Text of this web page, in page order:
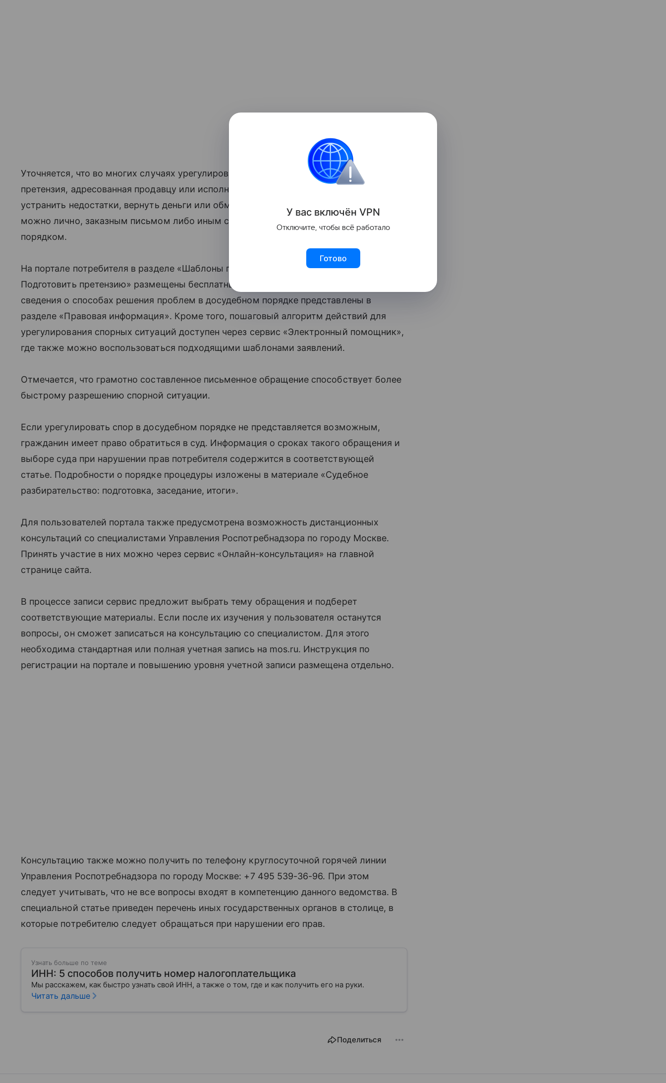
Уточняется, что во многих случаях урегулировать спор помогает письменная
претензия, адресованная продавцу или исполнителю услуги, с требованием
устранить недостатки, вернуть деньги или обменять товар. Передать такой документ
можно лично, заказным письмом либо иным способом, если это предусмотрено
порядком.
На портале потребителя в разделе «Шаблоны претензий и исковых заявлений.
Подготовить претензию» размещены бесплатные шаблоны. Более подробные
сведения о способах решения проблем в досудебном порядке представлены в
разделе «Правовая информация». Кроме того, пошаговый алгоритм действий для
урегулирования спорных ситуаций доступен через сервис «Электронный помощник»,
где также можно воспользоваться подходящими шаблонами заявлений.
Отмечается, что грамотно составленное письменное обращение способствует более
быстрому разрешению спорной ситуации.
Если урегулировать спор в досудебном порядке не представляется возможным,
гражданин имеет право обратиться в суд. Информация о сроках такого обращения и
выборе суда при нарушении прав потребителя содержится в соответствующей
статье. Подробности о порядке процедуры изложены в материале «Судебное
разбирательство: подготовка, заседание, итоги».
Для пользователей портала также предусмотрена возможность дистанционных
консультаций со специалистами Управления Роспотребнадзора по городу Москве.
Принять участие в них можно через сервис «Онлайн-консультация» на главной
странице сайта.
В процессе записи сервис предложит выбрать тему обращения и подберет
соответствующие материалы. Если после их изучения у пользователя останутся
вопросы, он сможет записаться на консультацию со специалистом. Для этого
необходима стандартная или полная учетная запись на mos.ru. Инструкция по
регистрации на портале и повышению уровня учетной записи размещена отдельно.
Консультацию также можно получить по телефону круглосуточной горячей линии
Управления Роспотребнадзора по городу Москве: +7 495 539⁠-36⁠-96. При этом
следует учитывать, что не все вопросы входят в компетенцию данного ведомства. В
специальной статье приведен перечень иных государственных органов в столице, в
которые потребителю следует обращаться при нарушении его прав.
Узнать больше по теме
ИНН: 5 способов получить номер налогоплательщика
Мы расскажем, как быстро узнать свой ИНН, а также о том, где и как получить его на руки.
Читать дальше
Поделиться
У вас включён VPN
Отключите, чтобы всё работало
Готово